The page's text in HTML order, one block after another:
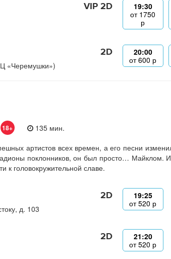
VIP 2D
19:30
от 1750
р
«Черемушки»)
2D
20:00
от600 р
18+
135 мин.
артистов всех времен, а его песни
поклонников, он был просто… Майклом.
к головокружительной славе.
д. 103
2D
19:25
от520 р
2D
21:20
от520 р